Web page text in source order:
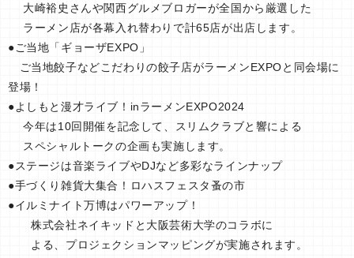
大崎裕史さんや関西グルメブロガーが全国から厳選した
ラーメン店が各幕入れ替わりで計65店が出店します。
●ご当地「ギョーザEXPO」
ご当地餃子などこだわりの餃子店がラーメンEXPOと同会場に
登場！
●よしもと漫才ライブ！inラーメンEXPO2024
今年は10回開催を記念して、スリムクラブと響による
スペシャルトークの企画も実施します。
●ステージは音楽ライブやDJなど多彩なラインナップ
●手づくり雑貨大集合！ロハスフェスタ蚤の市
●イルミナイト万博はパワーアップ！
株式会社ネイキッドと大阪芸術大学のコラボに
よる、プロジェクションマッピングが実施されます。